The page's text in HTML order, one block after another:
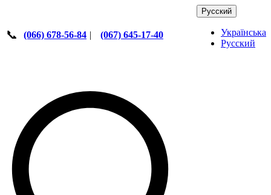
📞 (066) 678-56-84 | (067) 645-17-40
Русский
Українська
Русский